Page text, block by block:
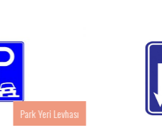
Park Yeri Levhası